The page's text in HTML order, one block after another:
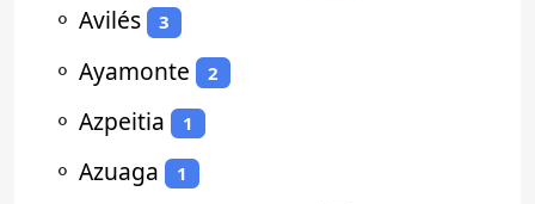
⚬ Avilés 3
⚬ Ayamonte 2
⚬ Azpeitia 1
⚬ Azuaga 1